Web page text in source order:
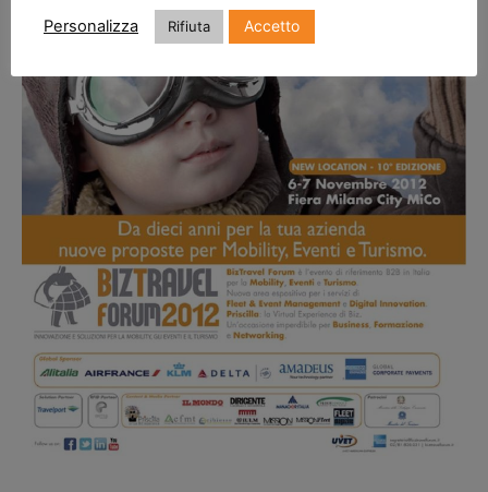
Personalizza Rifiuta Accetto